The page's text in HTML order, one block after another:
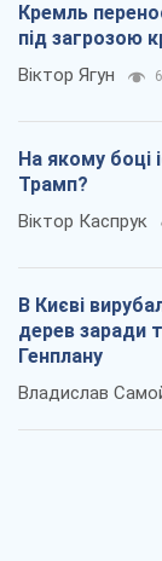
Кремль
під загрозою
Віктор Ягун
На якому боці
Трамп?
Віктор Каспрук
В Києві
дерев заради
Генплану
Владислав